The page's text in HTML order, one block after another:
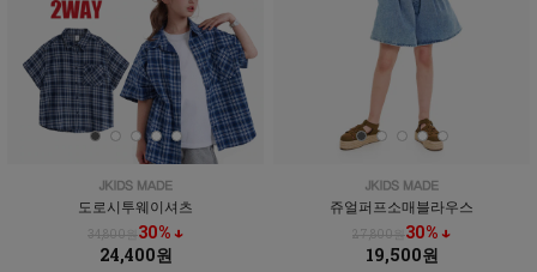
도로시투웨이셔츠
34,800원30% ↓
24,400원
쥬얼퍼프소매블라우스
27,800원30% ↓
19,500원